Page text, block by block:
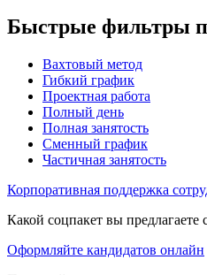
Быстрые фильтры
Вахтовый метод
Гибкий график
Проектная работа
Полный день
Полная занятость
Сменный график
Частичная занятость
Корпоративная поддержка
Какой соцпакет вы
Оформляйте кандидатов онлайн